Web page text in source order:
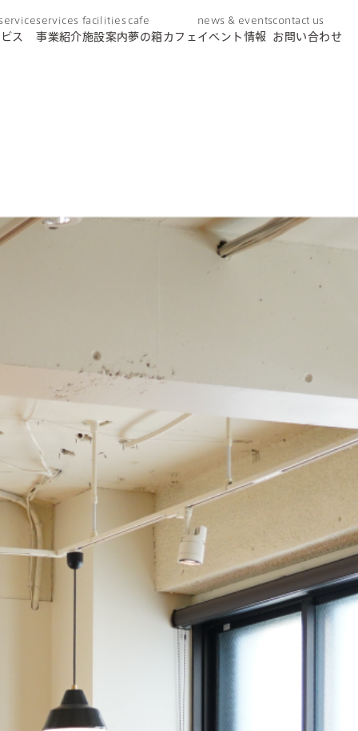
ス
services
事業紹介
ケアプランセンター
facilities
施設案内
cafe
夢の箱カフェ
news & events
イベント情報
contact us
お問い合わせ